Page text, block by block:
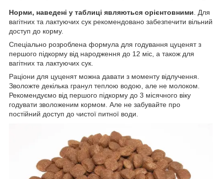
Норми, наведені у таблиці являються орієнтовними. Для
вагітних та лактуючих сук рекомендовано забезпечити вільний
доступ до корму.
Спеціально розроблена формула для годування цуценят з
першого підкорму від народження до 12 міс, а також для
вагітних та лактуючих сук.
Раціони для цуценят можна давати з моменту відлучення.
Зволожте декілька гранул теплою водою, але не молоком.
Рекомендуємо від першого підкорму до 3 місячного віку
годувати зволоженим кормом. Але не забувайте про
постійний доступ до чистої питної води.